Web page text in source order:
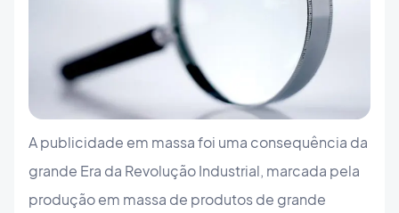
A publicidade em massa foi uma consequência da
grande Era da Revolução Industrial, marcada pela
produção em massa de produtos de grande